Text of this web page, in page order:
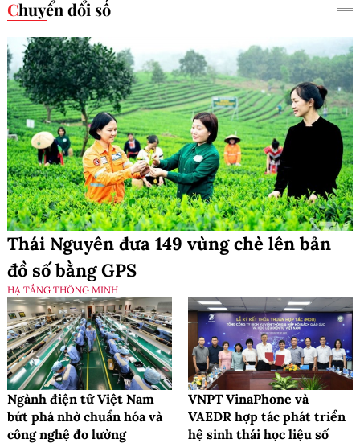
Chuyển đổi số
Thái Nguyên đưa 149 vùng chè lên bản
đồ số bằng GPS
HẠ TẦNG THÔNG MINH
Ngành điện tử Việt Nam
bứt phá nhờ chuẩn hóa và
công nghệ đo lường
VNPT VinaPhone và
VAEDR hợp tác phát triển
hệ sinh thái học liệu số